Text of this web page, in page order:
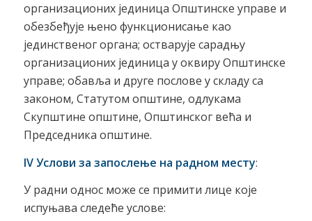
организационих јединица Општинске управе и
обезбеђује њено функционисање као
јединственог органа; остварује сарадњу
организационих јединица у оквиру Општинске
управе; обавља и друге послове у складу са
законом, Статутом општине, одлукама
Скупштине општине, Општинског већа и
Председника општине.
IV Услови за запослење на радном месту:
У радни однос може се примити лице које
испуњава следеће услове: